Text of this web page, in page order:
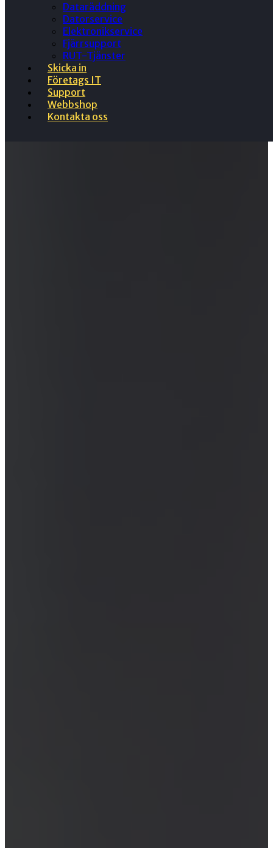
Dataräddning
Datorservice
Elektronikservice
Fjärrsupport
RUT-Tjänster
Skicka in
Företags IT
Support
Webbshop
Kontakta oss